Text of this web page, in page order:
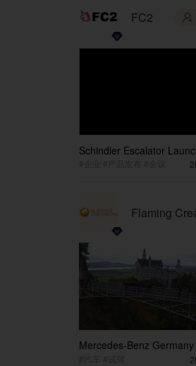
FC2 
Schindler Escalator
Flaming
Mercedes-Benz Germany